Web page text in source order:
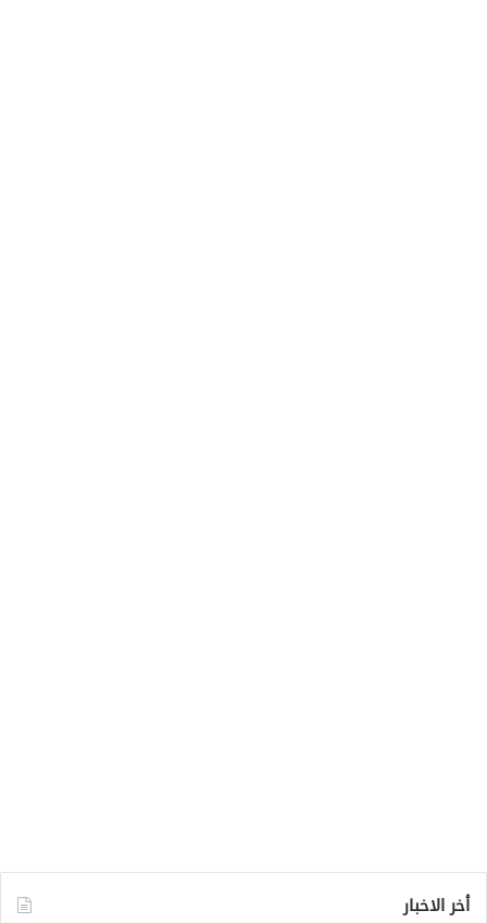
أخر الاخبار